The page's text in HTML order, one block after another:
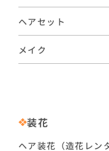
ヘアセット
メイク
装花
ヘア装花（造花レン